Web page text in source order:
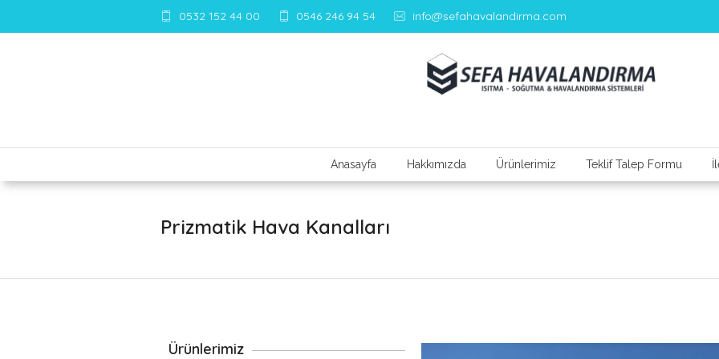
0532 152 44 00 0546 246 94 54 info@sefahavalandirma.com
Anasayfa Hakkımızda Ürünlerimiz Teklif Talep Formu
Prizmatik Hava Kanalları
Ürünlerimiz